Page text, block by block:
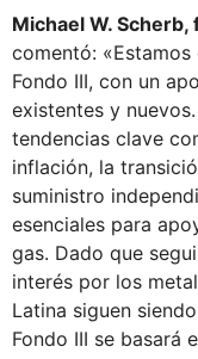
Michael W. Scherb,
comentó:
Fondo III, con un
existentes y
tendencias clave
inflación, la
suministro
esenciales para
gas. Dado que
interés por los
Latina siguen
Fondo III se basará